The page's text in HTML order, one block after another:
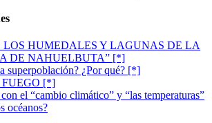
LOS HUMEDALES Y LAGUNAS DE LA
DE NAHUELBUTA” [*]
superpoblación? ¿Por qué? [*]
[*]
el “cambio climático” y “las temperaturas”
océanos?